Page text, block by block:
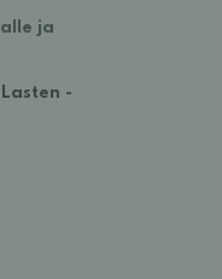
ja
-